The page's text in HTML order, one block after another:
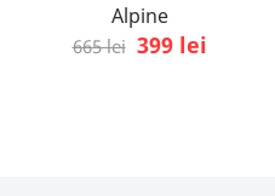
Alpine
665 lei 399 lei